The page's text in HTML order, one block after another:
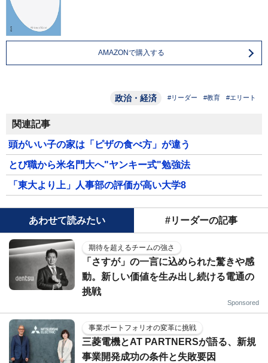
AMAZONで購入する
政治・経済 #リーダー #教育 #エリート
関連記事
頭がいい子の家は「ピザの食べ方」が違う
とび職から米名門大へ"ヤンキー式"勉強法
「東大より上」人事部の評価が高い大学8
あわせて読みたい #リーダーの記事
期待を超えるチームの強さ
「さすが」の一言に込められた驚きや感
動。新しい価値を生み出し続ける電通の
挑戦
Sponsored
事業ポートフォリオの変革に挑戦
三菱電機とAT PARTNERSが語る、新規
事業開発成功の条件と失敗要因